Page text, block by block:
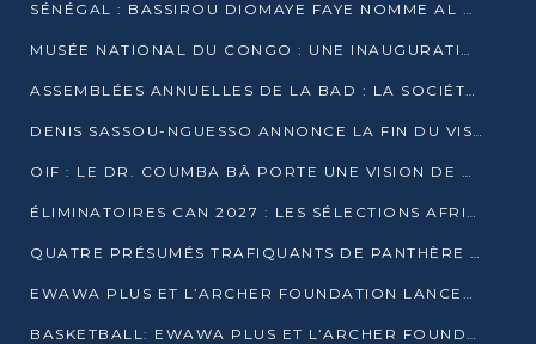
SÉNÉGAL : BASSIROU DIOMAYE FAYE NOMME AL AMINOU LÔ PREMIER MINISTRE
MUSÉE NATIONAL DU CONGO : UNE INAUGURATION PORTEUSE D’ESPOIR POUR LA CULTURE
ASSEMBLÉES ANNUELLES DE LA BAD : LA SOCIÉTÉ CIVILE CONGOLAISE À LA RECHERCHE DE PARTENAIRES POUR SES PROJETS
DENIS SASSOU-NGUESSO ANNONCE LA FIN DU VISA POUR LES AFRICAINS EN 2027
OIF : LE DR. COUMBA BÂ PORTE UNE VISION DE DIALOGUE, DE STABILITÉ ET DE RÉFORME À LA TÊTE
ÉLIMINATOIRES CAN 2027 : LES SÉLECTIONS AFRICAINES CONNAISSENT LEURS ADVERSAIRES
QUATRE PRÉSUMÉS TRAFIQUANTS DE PANTHÈRE ARRÊTÉS À EWO
EWAWA PLUS ET L’ARCHER FOUNDATION LANCENT UN CAMP DE BASKET POUR LES JEUNES À BRAZZAVILLE
BASKETBALL: EWAWA PLUS ET L’ARCHER FOUNDATION LANCENT UN CAMP POUR LES JEUNES